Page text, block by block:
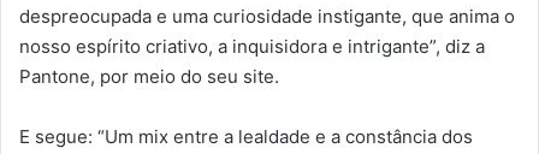
despreocupada e uma curiosidade instigante, que anima o
nosso espírito criativo, a inquisidora e intrigante”, diz a
Pantone, por meio do seu site.
E segue: “Um mix entre a lealdade e a constância dos